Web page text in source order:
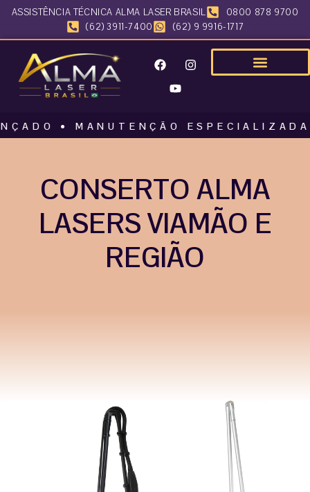
ASSISTÊNCIA TÉCNICA ALMA LASER BRASIL
0800 878 9700
(62) 3911-7400
(62) 9 9916-1717
• MANUTENÇÃO ESPECIALIZADA
CONSERTO ALMA
LASERS VIAMÃO E
REGIÃO